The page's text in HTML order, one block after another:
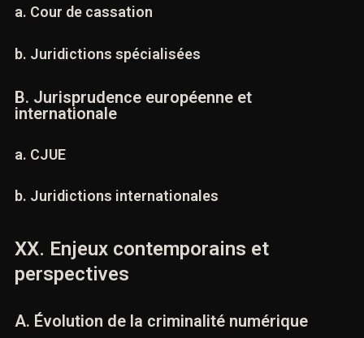
A. Jurisprudence nationale
a. Cour de cassation
b. Juridictions spécialisées
internationale
a. CJUE
XX. Enjeux contemporains et
perspectives